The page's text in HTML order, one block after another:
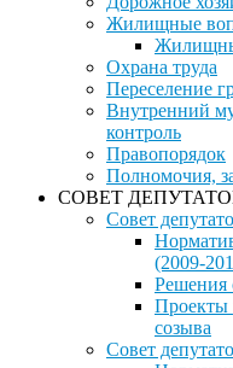
Жилищные
Охрана труда
Переселение
Внутренний
контроль
Правопорядок
Полномочия,
СОВЕТ
Совет
(2009-
Решения
Проекты
созыва
Совет